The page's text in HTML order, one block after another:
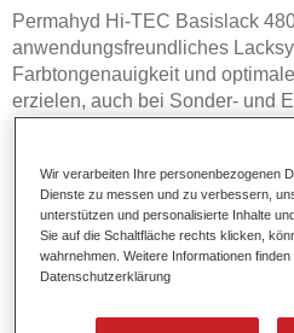
Permahyd Hi-TEC Basislack
anwendungsfreundliches
Farbtongenauigkeit und
erzielen, auch bei Sonder- und
Produktmerkmale
Ausgezeichnete
Effektausrichtung.
Kurze Prozesszeiten.
Einfaches und sicheres
Wir verarbeiten Ihre personenbezogenen
Dienste zu messen und zu verbessern,
unterstützen und personalisierte Inhalte
Sie auf die Schaltfläche rechts klicken,
wahrnehmen. Weitere Informationen
Datenschutzerklärung